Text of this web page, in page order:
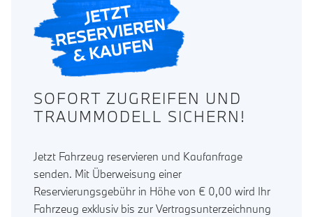
SOFORT ZUGREIFEN UND
TRAUMMODELL SICHERN!
Jetzt Fahrzeug reservieren und Kaufanfrage
senden. Mit Überweisung einer
Reservierungsgebühr in Höhe von € 0,00 wird Ihr
Fahrzeug exklusiv bis zur Vertragsunterzeichnung